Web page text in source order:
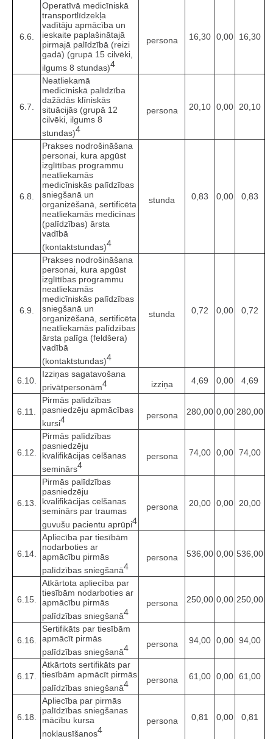
6.6.
Operatīvā medicīniskā
transportlīdzekļa
vadītāju apmācība un
ieskaite paplašinātajā
pirmajā palīdzībā (reizi
gadā) (grupā 15 cilvēki,
ilgums 8 stundas)4
persona 16,30 0,00 16,30
6.7.
Neatliekamā
medicīniskā palīdzība
dažādās klīniskās
situācijās (grupā 12
cilvēki, ilgums 8
stundas)4
persona 20,10 0,00 20,10
6.8.
Prakses nodrošināšana
personai, kura apgūst
izglītības programmu
neatliekamās
medicīniskās palīdzības
sniegšanā un
organizēšanā, sertificēta
neatliekamās medicīnas
(palīdzības) ārsta
vadībā
(kontaktstundas)4
stunda 0,83 0,00 0,83
6.9.
Prakses nodrošināšana
personai, kura apgūst
izglītības programmu
neatliekamās
medicīniskās palīdzības
sniegšanā un
organizēšanā, sertificēta
neatliekamās palīdzības
ārsta palīga (feldšera)
vadībā
(kontaktstundas)4
stunda 0,72 0,00 0,72
6.10.
Izziņas sagatavošana
privātpersonām4 izziņa 4,69 0,00 4,69
6.11.
Pirmās palīdzības
pasniedzēju apmācības
kursi4 persona 280,00 0,00 280,00
6.12.
Pirmās palīdzības
pasniedzēju
kvalifikācijas celšanas
seminārs4
persona 74,00 0,00 74,00
6.13.
Pirmās palīdzības
pasniedzēju
kvalifikācijas celšanas
seminārs par traumas
guvušu pacientu aprūpi4
persona 20,00 0,00 20,00
6.14.
Apliecība par tiesībām
nodarboties ar
apmācību pirmās
palīdzības sniegšanā4
persona 536,00 0,00 536,00
6.15.
Atkārtota apliecība par
tiesībām nodarboties ar
apmācību pirmās
palīdzības sniegšanā4
persona 250,00 0,00 250,00
6.16.
Sertifikāts par tiesībām
apmācīt pirmās
palīdzības sniegšanā4 persona 94,00 0,00 94,00
6.17.
Atkārtots sertifikāts par
tiesībām apmācīt pirmās
palīdzības sniegšanā4 persona 61,00 0,00 61,00
6.18.
Apliecība par pirmās
palīdzības sniegšanas
mācību kursa
noklausīšanos4
persona 0,81 0,00 0,81